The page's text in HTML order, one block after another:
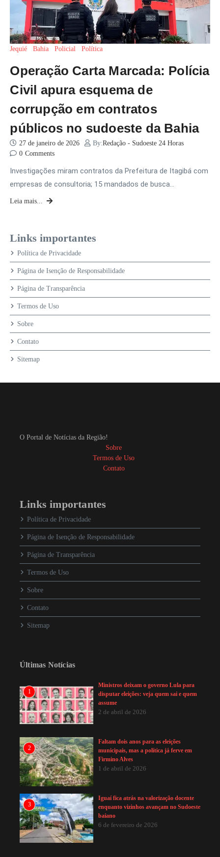
Jequié Bahia Policial Política
Operação Carta Marcada: Polícia
Civil apura esquema de
corrupção em contratos
públicos no sudoeste da Bahia
27 de janeiro de 2026 By:Redação - Sudoeste 24 Horas
0 Comments
Investigações miram contratos da Prefeitura de Itagibá com
empresas de consultoria; 15 mandados de busca…
Leia mais...
Links importantes
Política de Privacidade
Página de Isenção de Responsabilidade
Página de Transparência
Termos de Uso
Sobre
Contato
Sitemap
O Portal de Notícias da Região!
Sobre
Termos de Uso
Contato
Links importantes
Política de Privacidade
Página de Isenção de Responsabilidade
Página de Transparência
Termos de Uso
Sobre
Contato
Sitemap
Últimas Notícias
1
Ministros deixam o governo Lula para
disputar eleições: veja quem sai e quem
assume
2 de abril de 2026
2
Faltam dois anos para as eleições
municipais, mas a política já ferve em
Firmino Alves
1 de abril de 2026
3
Iguaí fica atrás na valorização docente
enquanto vizinhos avançam no Sudoeste
baiano
6 de fevereiro de 2026